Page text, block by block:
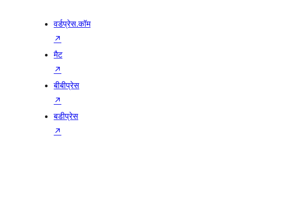
वर्डप्रेस.कॉम
↗
मैट
↗
बीबीप्रेस
↗
बडीप्रेस
↗